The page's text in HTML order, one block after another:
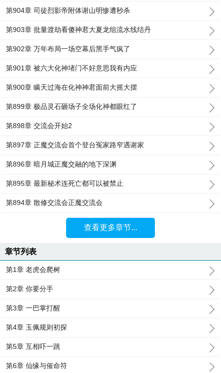
第904章 司徒烈影帝附体谢山明惨遭秒杀
第903章 批量渡劫看傻神君大夏龙组流水线结丹
第902章 万年布局一场空幕后黑手气疯了
第901章 被六大化神堵门不好意思我有内应
第900章 瞒天过海在化神神君面前大摇大摆
第899章 极品灵石砸场子全场化神都眼红了
第898章 交流会开始2
第897章 正魔交流会首个登台冤家路窄遇谢家
第896章 暗月城正魔交融的地下深渊
第895章 最新秘术连死亡都可以被禁止
第894章 散修交流会正魔交流会
查看更多章节...
章节列表
第1章 老虎会爬树
第2章 你要分手
第3章 一巴掌打醒
第4章 玉佩规则初探
第5章 互相吓一跳
第6章 仙缘与催命符